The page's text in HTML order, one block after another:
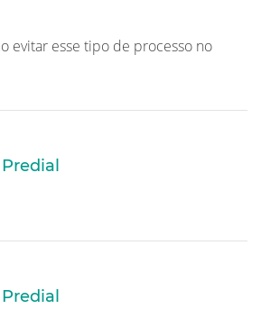
evitar esse tipo de processo no